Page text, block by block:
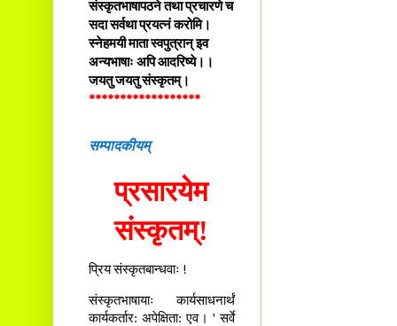
संस्कृतभाषापठने तथा प्रचारणे च
सदा सर्वथा प्रयत्नं करोमि।
स्नेहमयी माता स्वपुत्रान् इव
अन्यभाषाः अपि आदरिष्ये।।
जयतु जयतु संस्कृतम्।
******************
सम्पादकीयम्
प्रसारयेम
संस्कृतम्!
प्रिय संस्कृतबान्धवाः !
संस्कृतभाषायाः कार्यसाधनार्थं
कार्यकर्तार: अपेक्षिता: एव। ' सर्वे